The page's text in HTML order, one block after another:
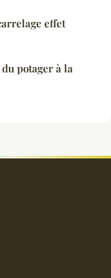
effet
potager à la